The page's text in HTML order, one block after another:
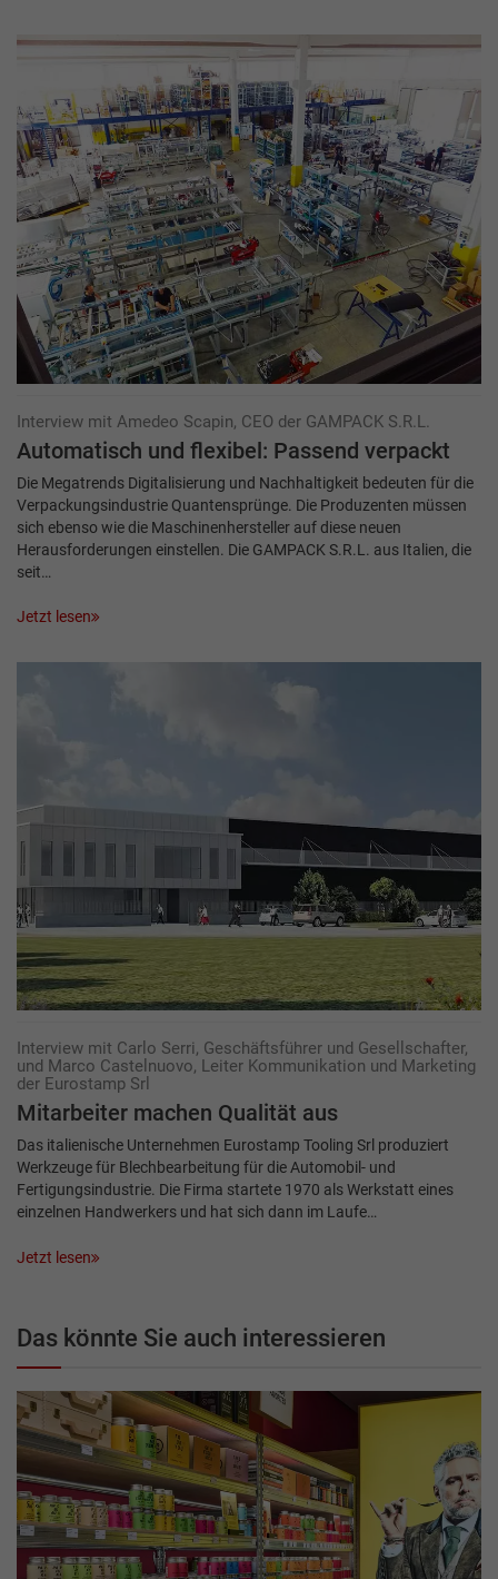
Interview mit Amedeo Scapin, CEO der GAMPACK S.R.L.
Automatisch und flexibel: Passend verpackt
Die Megatrends Digitalisierung und Nachhaltigkeit bedeuten für die
Verpackungsindustrie Quantensprünge. Die Produzenten müssen
sich ebenso wie die Maschinenhersteller auf diese neuen
Herausforderungen einstellen. Die GAMPACK S.R.L. aus Italien, die
seit…
Jetzt lesen
Interview mit Carlo Serri, Geschäftsführer und Gesellschafter,
und Marco Castelnuovo, Leiter Kommunikation und Marketing
der Eurostamp Srl
Mitarbeiter machen Qualität aus
Das italienische Unternehmen Eurostamp Tooling Srl produziert
Werkzeuge für Blechbearbeitung für die Automobil- und
Fertigungsindustrie. Die Firma startete 1970 als Werkstatt eines
einzelnen Handwerkers und hat sich dann im Laufe…
Jetzt lesen
Das könnte Sie auch interessieren